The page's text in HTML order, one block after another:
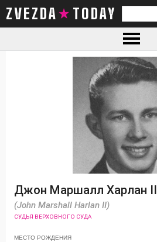
ZVEZDA TODAY
Джон Маршалл Харлан II
(John Marshall Harlan II)
СУДЬЯ ВЕРХОВНОГО СУДА
МЕСТО РОЖДЕНИЯ